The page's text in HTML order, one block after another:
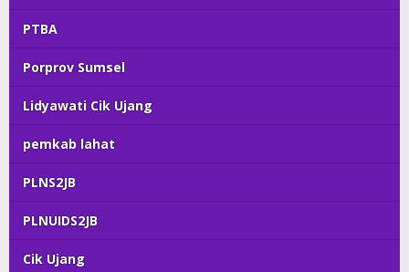
PTBA
Porprov Sumsel
Lidyawati Cik Ujang
pemkab lahat
PLNS2JB
PLNUIDS2JB
Cik Ujang